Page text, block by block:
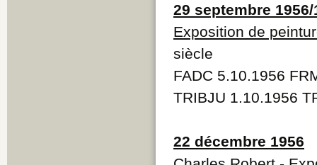
29 septembre
Exposition de
siècle
FADC 5.10.1956
TRIBJU 1.10.1956
22 décembre 1956